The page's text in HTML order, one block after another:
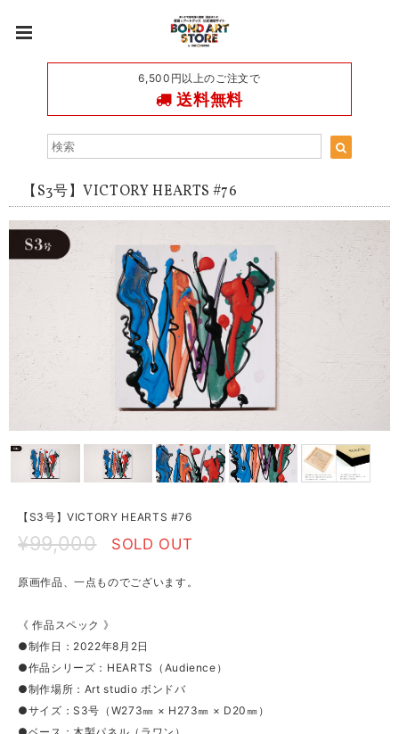
6,500円以上のご注文で
送料無料
【S3号】VICTORY HEARTS #76
【S3号】VICTORY HEARTS #76
¥99,000 SOLD OUT
原画作品、一点ものでございます。
《 作品スペック 》
●制作日：2022年8月2日
●作品シリーズ：HEARTS（Audience）
●制作場所：Art studio ボンドバ
●サイズ：S3号（W273㎜ × H273㎜ × D20㎜）